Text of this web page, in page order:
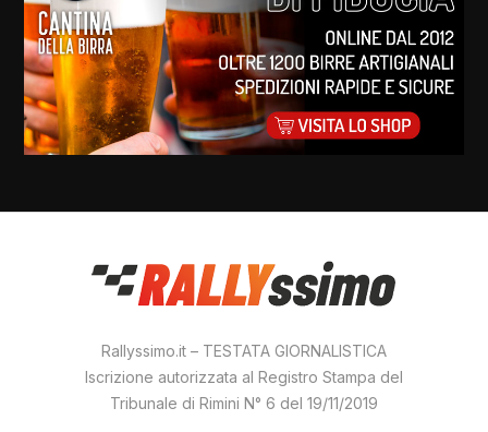
Rallyssimo.it – TESTATA GIORNALISTICA
Iscrizione autorizzata al Registro Stampa del
Tribunale di Rimini N° 6 del 19/11/2019